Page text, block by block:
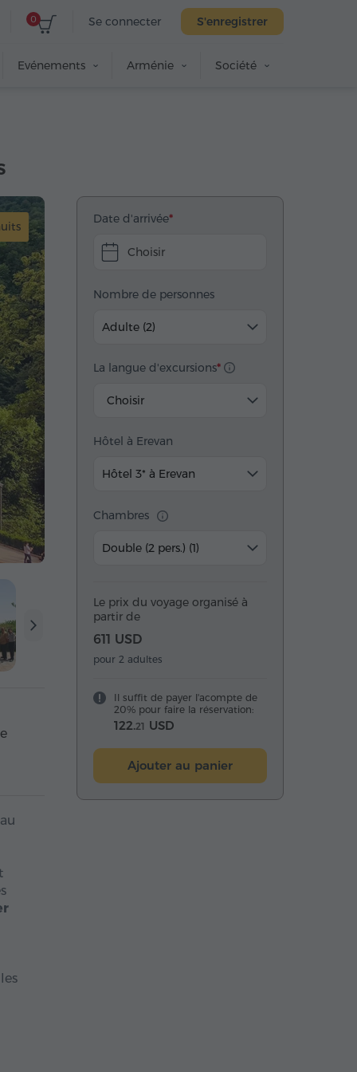
Se connecter S'enregistrer
0
Evénements Arménie Société
Date d'arrivée
Choisir
Nombre de personnes
Adulte (2)
La langue d'excursions
Choisir
Hôtel à Erevan
Hôtel 3* à Erevan
Chambres
Double (2 pers.) (1)
Le prix du voyage organisé à
partir de
611 USD
pour 2 adultes
Il suffit de payer l'acompte de
20% pour faire la réservation:
122.21 USD
Ajouter au panier